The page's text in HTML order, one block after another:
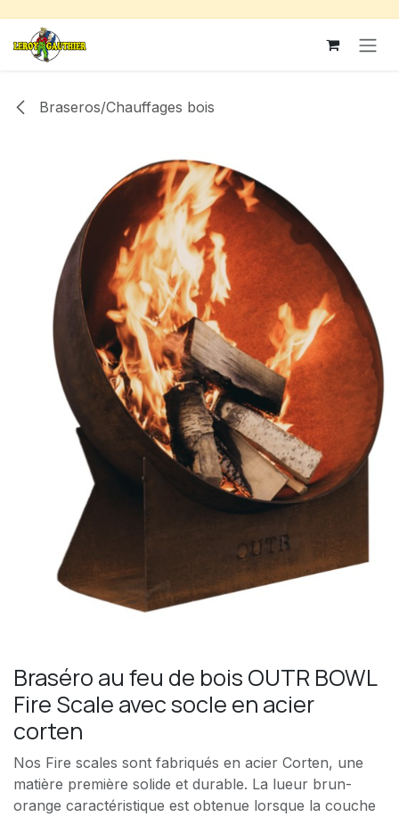
Se rendre au contenu
Braseros/Chauffages bois
Braséro au feu de bois OUTR BOWL
Fire Scale avec socle en acier
corten
Nos Fire scales sont fabriqués en acier Corten, une
matière première solide et durable. La lueur brun-
orange caractéristique est obtenue lorsque la couche